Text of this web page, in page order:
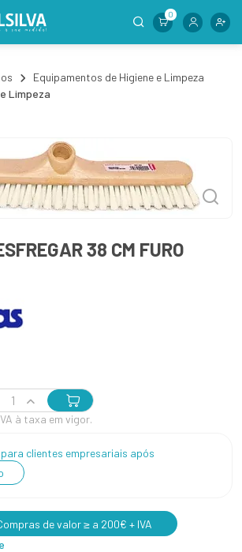
0
Equipamentos de Higiene e Limpeza
Limpeza
38 CM FURO
à taxa em vigor.
clientes empresariais após
de valor ≥ a 200€ + IVA